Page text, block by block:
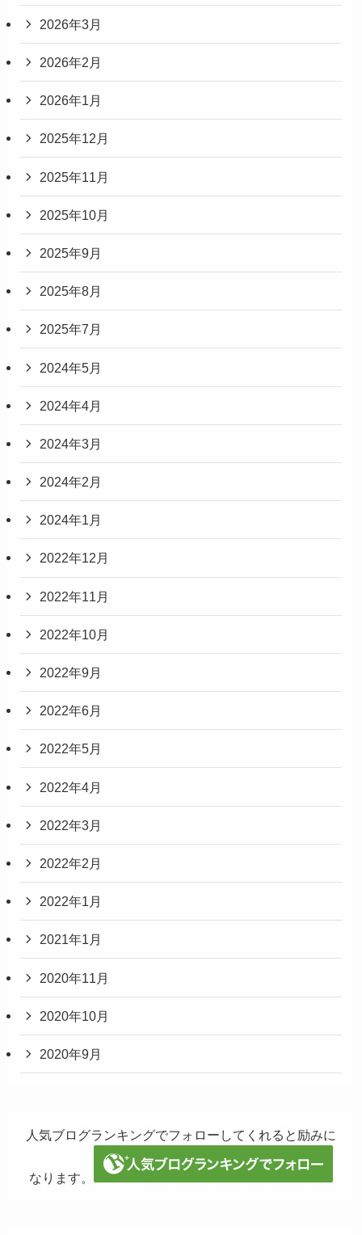
2026年3月
2026年2月
2026年1月
2025年12月
2025年11月
2025年10月
2025年9月
2025年8月
2025年7月
2024年5月
2024年4月
2024年3月
2024年2月
2024年1月
2022年12月
2022年11月
2022年10月
2022年9月
2022年6月
2022年5月
2022年4月
2022年3月
2022年2月
2022年1月
2021年1月
2020年11月
2020年10月
2020年9月
人気ブログランキングでフォローしてくれると励みに
なります。